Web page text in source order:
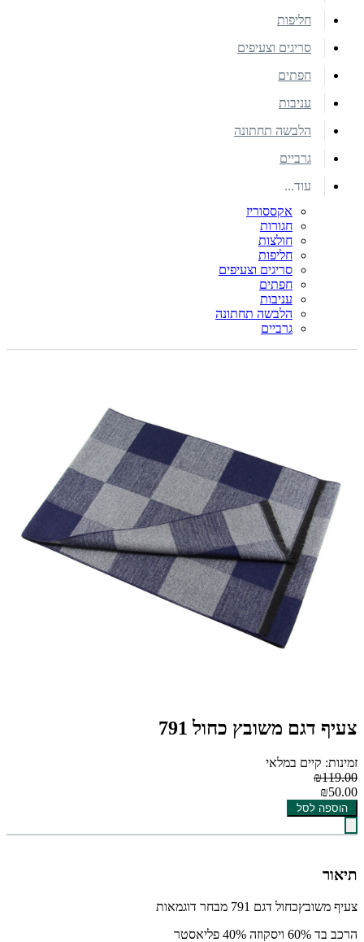
חליפות
סריגים וצעיפים
חפתים
עניבות
הלבשה תחתונה
גרביים
עוד...
אקססוריז
חגורות
חולצות
חליפות
סריגים וצעיפים
חפתים
עניבות
הלבשה תחתונה
גרביים
צעיף דגם משובץ כחול 791
זמינות: קיים במלאי
₪119.00
₪50.00
הוספה לסל
תיאור
צעיף משובץכחול דגם 791 מבחר דוגמאות
הרכב בד 60% ויסקוזה 40% פליאסטר